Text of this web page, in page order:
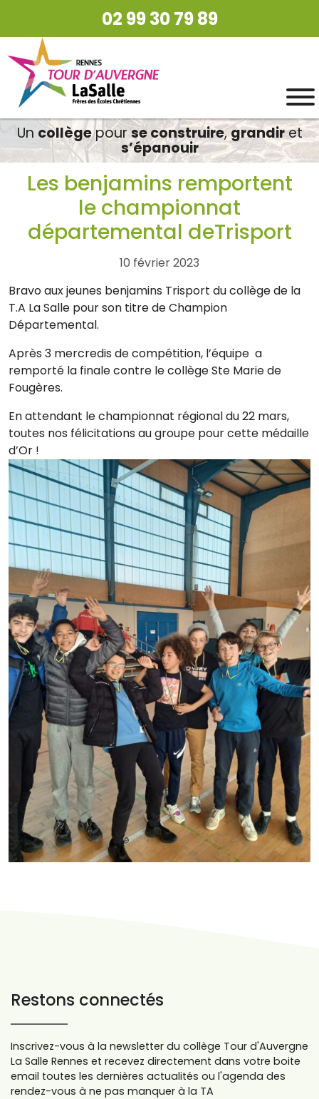
02 99 30 79 89
Un collègepourse construire,grandiret
s’épanouir
Les benjamins remportent
le championnat
départemental deTrisport
10 février 2023
Bravo aux jeunes benjamins Trisport du collège de la
T.A La Salle pour son titre de Champion
Départemental.
Après 3 mercredis de compétition, l’équipe a
remporté la finale contre le collège Ste Marie de
Fougères.
En attendant le championnat régional du 22 mars,
toutes nos félicitations au groupe pour cette médaille
d’Or !
Restons connectés
Inscrivez-vous à la newsletter du collège Tour d'Auvergne
La Salle Rennes et recevez directement dans votre boite
email toutes les dernières actualités ou l'agenda des
rendez-vous à ne pas manquer à la TA